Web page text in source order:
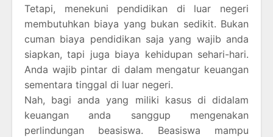
Tetapi, menekuni pendidikan di luar negeri
membutuhkan biaya yang bukan sedikit. Bukan
cuman biaya pendidikan saja yang wajib anda
siapkan, tapi juga biaya kehidupan sehari-hari.
Anda wajib pintar di dalam mengatur keuangan
sementara tinggal di luar negeri.
Nah, bagi anda yang miliki kasus di didalam
keuangan anda sanggup mengenakan
perlindungan beasiswa. Beasiswa mampu